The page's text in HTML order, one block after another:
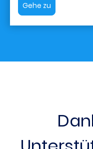
Gehe zu